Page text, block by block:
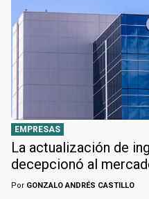
EMPRESAS
La actualización de
decepcionó al
Por GONZALO ANDRÉS CASTILLO